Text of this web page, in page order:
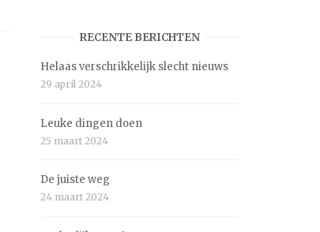
RECENTE BERICHTEN
Helaas verschrikkelijk slecht nieuws
29 april 2024
Leuke dingen doen
25 maart 2024
De juiste weg
24 maart 2024